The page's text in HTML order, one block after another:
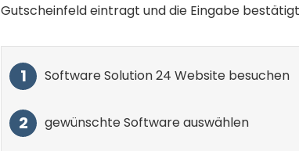
Gutscheinfeld eintragt und die Eingabe
Software Solution 24 Website besuchen
gewünschte Software auswählen